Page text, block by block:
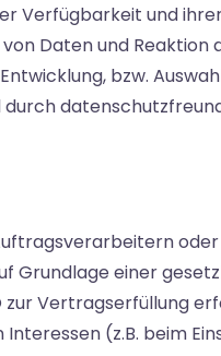
Verfügbarkeit und
Daten und Reaktion
bzw.
einer
zur Vertragserfüllung
(z.B. beim